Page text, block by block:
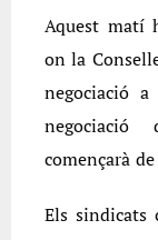
Aquest matí
on la
negociació
començarà
Els sindicats